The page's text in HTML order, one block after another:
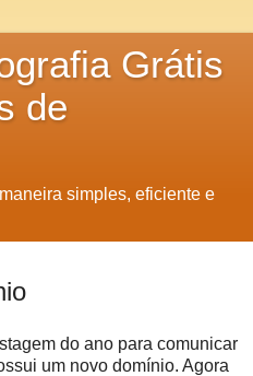
Grátis
de
simples, eficiente e
do ano para comunicar
um novo domínio. Agora